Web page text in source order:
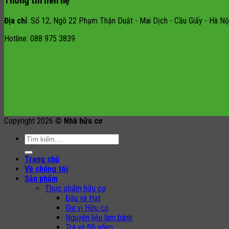
Địa chỉ: Số 12, Ngõ 22 Phạm Thận Duật - Mai Dịch - Cầu Giấy - Hà
Hotline: 088 975 3839
Copyright 2026 © Nhà hữu cơ
Search
for:
Trang chủ
Về chúng tôi
Sản phẩm
Thực phẩm hữu cơ
Đậu và Hạt
Gia vị Hữu cơ
Nguyên liệu làm bánh